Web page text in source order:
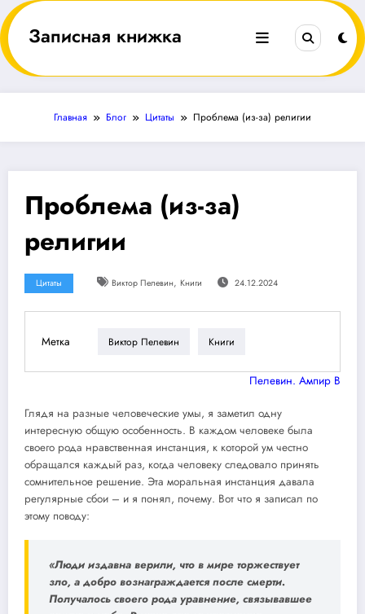
Перейти
к
содержимомуЗаписная книжка
Главная Блог Цитаты Проблема (из-за) религии
Проблема (из-за)
религии
Цитаты Виктор Пелевин, Книги 24.12.2024
Метка Виктор Пелевин Книги
Пелевин. Ампир В
Глядя на разные человеческие умы, я заметил одну
интересную общую особенность. В каждом человеке была
своего рода нравственная инстанция, к которой ум честно
обращался каждый раз, когда человеку следовало принять
сомнительное решение. Эта моральная инстанция давала
регулярные сбои – и я понял, почему. Вот что я записал по
этому поводу:
«Люди издавна верили, что в мире торжествует
зло, а добро вознаграждается после смерти.
Получалось своего рода уравнение, связывавшее